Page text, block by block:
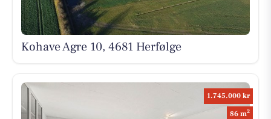
Kohave Agre 10, 4681 Herfølge
1.745.000 kr
86 m2